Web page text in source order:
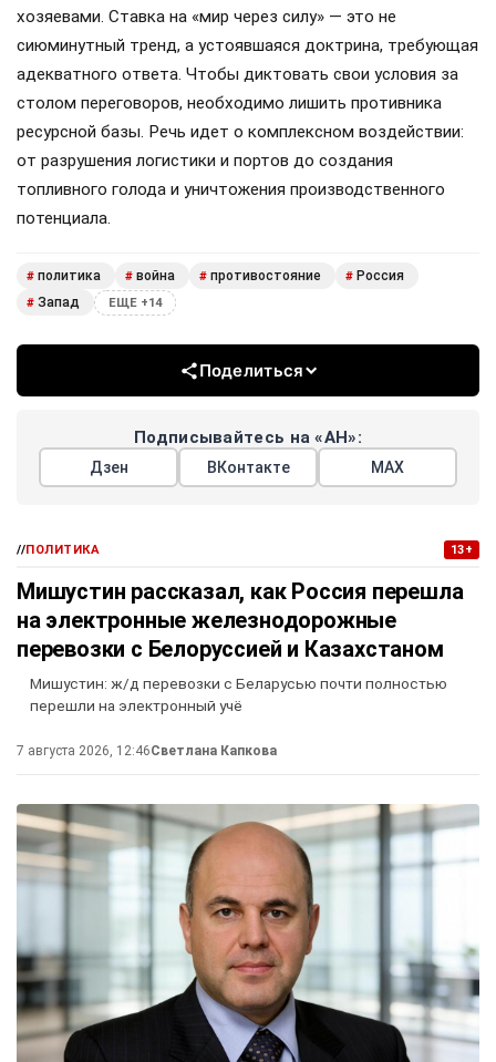
хозяевами. Ставка на «мир через силу» — это не
сиюминутный тренд, а устоявшаяся доктрина, требующая
адекватного ответа. Чтобы диктовать свои условия за
столом переговоров, необходимо лишить противника
ресурсной базы. Речь идет о комплексном воздействии:
от разрушения логистики и портов до создания
топливного голода и уничтожения производственного
потенциала.
# политика # война # противостояние # Россия
# Запад ЕЩЕ +14
Поделиться
Подписывайтесь на «АН»:
Дзен ВКонтакте МАХ
//ПОЛИТИКА 13+
Мишустин рассказал, как Россия перешла
на электронные железнодорожные
перевозки с Белоруссией и Казахстаном
Мишустин: ж/д перевозки с Беларусью почти полностью
перешли на электронный учё
7 августа 2026, 12:46Светлана Капкова